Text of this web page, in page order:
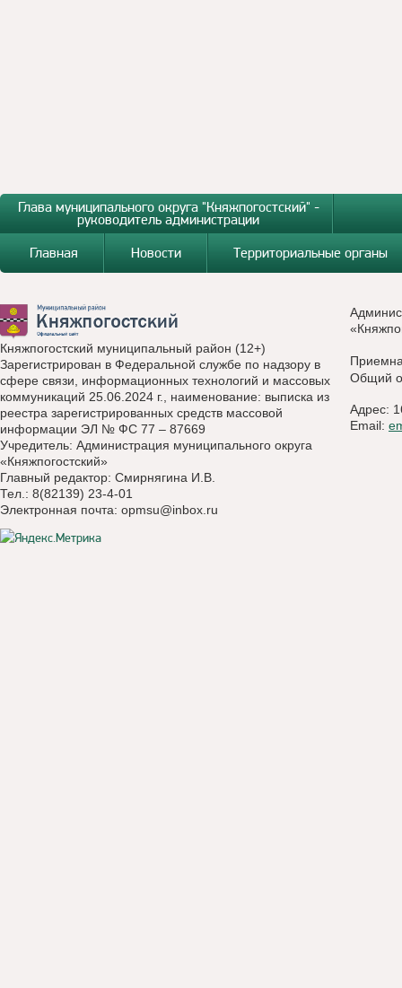
Глава муниципального округа "Княжпогостский" -
руководитель администрации
Главная
Новости Территориальные органы
Княжпогостский муниципальный район (12+)
Зарегистрирован в Федеральной службе по надзору в
сфере связи, информационных технологий и массовых
коммуникаций 25.06.2024 г., наименование: выписка из
реестра зарегистрированных средств массовой
информации ЭЛ № ФС 77 – 87669
Учредитель: Администрация муниципального округа
«Княжпогостский»
Главный редактор: Смирнягина И.В.
Тел.: 8(82139) 23-4-01
Электронная почта: opmsu@inbox.ru
Общий
Адрес:
Email: